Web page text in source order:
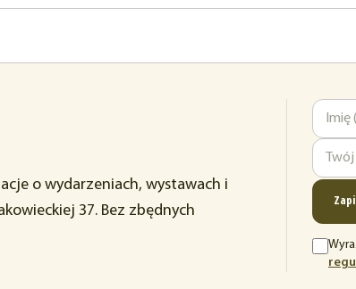
o wydarzeniach, wystawach i
37. Bez zbędnych
Imię
Adres
e-
mail